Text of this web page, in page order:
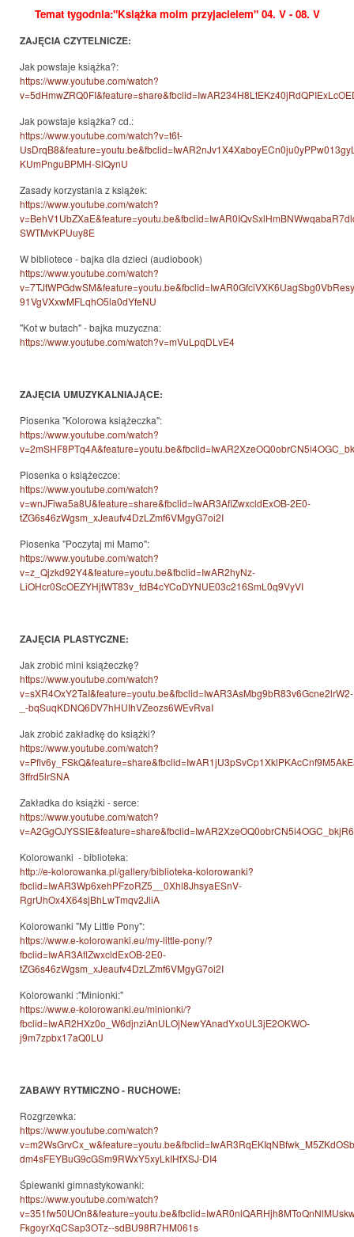
Temat tygodnia:"Książka moim przyjacielem" 04. V - 08. V
ZAJĘCIA CZYTELNICZE:
Jak powstaje książka?:
https://www.youtube.com/watch?
Jak powstaje książka? cd.:
https://www.youtube.com/watch?v=t6t-
KUmPnguBPMH-SlQynU
Zasady korzystania z książek:
https://www.youtube.com/watch?
SWTMvKPUuy8E
W bibliotece - bajka dla dzieci (audiobook)
https://www.youtube.com/watch?
91VgVXxwMFLqhO5la0dYfeNU
"Kot w butach" - bajka muzyczna:
https://www.youtube.com/watch?v=mVuLpqDLvE4
ZAJĘCIA UMUZYKALNIAJĄCE:
Piosenka "Kolorowa książeczka":
https://www.youtube.com/watch?
Piosenka o książeczce:
https://www.youtube.com/watch?
v=wnJFiwa5a8U&feature=share&fbclid=IwAR3AflZwxcldExOB-2E0-
tZG6s46zWgsm_xJeaufv4DzLZmf6VMgyG7oi2I
Piosenka "Poczytaj mi Mamo":
https://www.youtube.com/watch?
v=z_Qjzkd92Y4&feature=youtu.be&fbclid=IwAR2hyNz-
LiOHcr0ScOEZYHjtWT83v_fdB4cYCoDYNUE03c216SmL0q9VyVI
ZAJĘCIA PLASTYCZNE:
Jak zrobić mini książeczkę?
https://www.youtube.com/watch?
v=sXR4OxY2TaI&feature=youtu.be&fbclid=IwAR3AsMbg9bR83v6Gcne2lrW2-
_-bqSuqKDNQ6DV7hHUIhVZeozs6WEvRvaI
Jak zrobić zakładkę do książki?
https://www.youtube.com/watch?
3ffrd5lrSNA
Zakładka do książki - serce:
https://www.youtube.com/watch?
Kolorowanki - biblioteka:
http://e-kolorowanka.pl/gallery/biblioteka-kolorowanki?
fbclid=IwAR3Wp6xehPFzoRZ5__0Xhl8JhsyaESnV-
RgrUhOx4X64sjBhLwTmqv2JliA
Kolorowanki "My Little Pony":
https://www.e-kolorowanki.eu/my-little-pony/?
fbclid=IwAR3AflZwxcldExOB-2E0-
tZG6s46zWgsm_xJeaufv4DzLZmf6VMgyG7oi2I
Kolorowanki :"Minionki:"
https://www.e-kolorowanki.eu/minionki/?
fbclid=IwAR2HXz0o_W6djnziAnULOjNewYAnadYxoUL3jE2OKWO-
j9m7zpbx17aQ0LU
ZABAWY RYTMICZNO - RUCHOWE:
Rozgrzewka:
https://www.youtube.com/watch?
dm4sFEYBuG9cGSm9RWxY5xyLkIHfXSJ-DI4
Śpiewanki gimnastykowanki:
https://www.youtube.com/watch?
FkgoyrXqCSap3OTz--sdBU98R7HM061s